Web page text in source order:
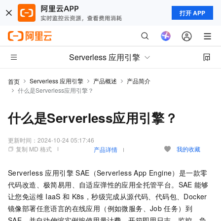
打开 APP
Serverless 应用引擎
首页 Serverless 应用引擎 产品概述
产品简介
什么是Serverless应用引擎？
什么是Serverless应用引擎？
更新时间： 2024-10-24 05:17:46
复制 MD 格式
产品详情 我的收藏
Serverless 应用引擎 SAE（Serverless App Engine） 是一款零
代码改造、极简易用、自适应弹性的应用全托管平台。 SAE 能够
让您免运维 IaaS 和 K8s，秒级完成从源代码、代码包、Docker
镜像部署任意语言的在线应用 （例如微服务、Job 任务） 到